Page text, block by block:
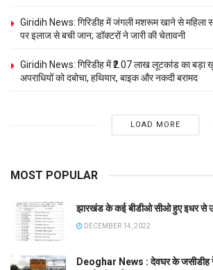
Giridih News: गिरिडीह में जंगली मशरूम खाने से महिला
पर इलाज से बची जान; डॉक्टरों ने जारी की चेतावनी
Giridih News: गिरिडीह में ₹2.07 लाख लूटकांड का बड़ा
अपराधियों को दबोचा, हथियार, बाइक और नकदी बरामद
LOAD MORE
MOST POPULAR
झारखंड के कई बीडीओ सीओ हुए इधर से
DECEMBER 14, 2022
Deoghar News : देवघर के जसीडीह